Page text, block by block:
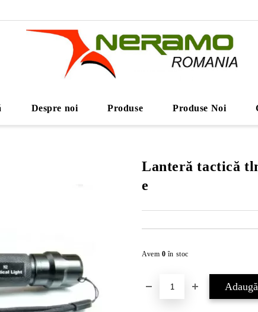
Despre noi Produse Produse Noi
Lanteră tactică
e
Avem 0 în stoc